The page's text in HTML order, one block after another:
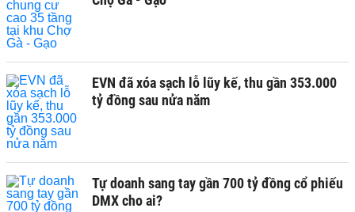
EVN đã xóa sạch lỗ lũy kế, thu gần 353.000
tỷ đồng sau nửa năm
Tự doanh sang tay gần 700 tỷ đồng cổ phiếu
DMX cho ai?